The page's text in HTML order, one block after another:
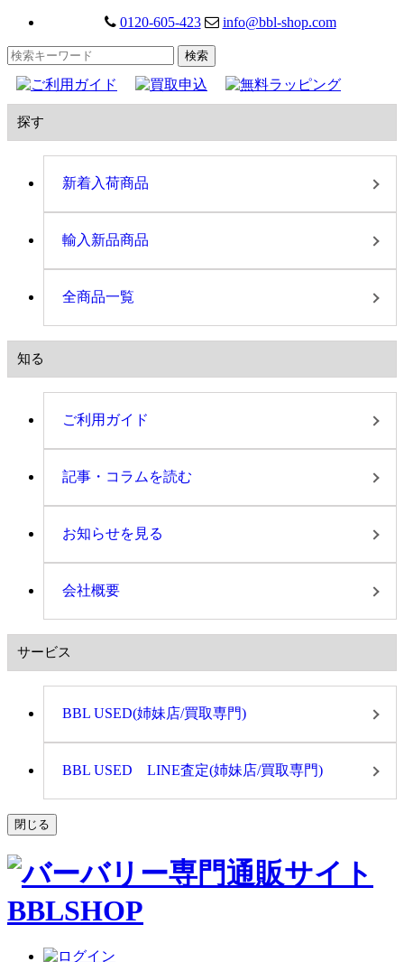
0120-605-423 info@bbl-shop.com
探す
新着入荷商品
輸入新品商品
全商品一覧
知る
ご利用ガイド
記事・コラムを読む
お知らせを見る
会社概要
サービス
BBL USED(姉妹店/買取専門)
BBL USED LINE査定(姉妹店/買取専門)
閉じる